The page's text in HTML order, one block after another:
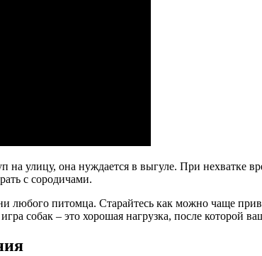
улицу, она нуждается в выгуле. При нехватке
с сородичами.
любого питомца. Старайтесь как можно чаще
собак – это хорошая нагрузка, после которой